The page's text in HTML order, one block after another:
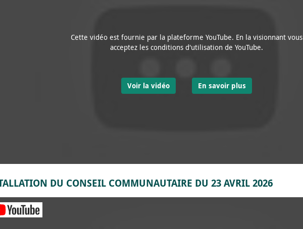
Cette vidéo est fournie par la plateforme YouTube. En la visionnant vous
acceptez les conditions d'utilisation de YouTube.
Voir la vidéo En savoir plus
DU CONSEIL COMMUNAUTAIRE DU 23 AVRIL 2026